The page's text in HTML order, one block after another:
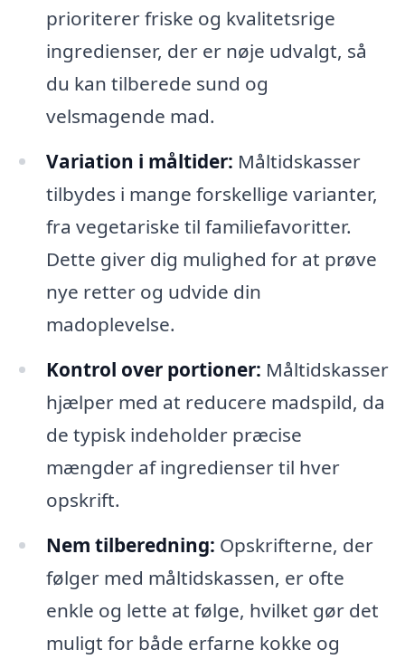
prioriterer friske og kvalitetsrige
ingredienser, der er nøje udvalgt, så
du kan tilberede sund og
velsmagende mad.
Variation i måltider: Måltidskasser
tilbydes i mange forskellige varianter,
fra vegetariske til familiefavoritter.
Dette giver dig mulighed for at prøve
nye retter og udvide din
madoplevelse.
Kontrol over portioner: Måltidskasser
hjælper med at reducere madspild, da
de typisk indeholder præcise
mængder af ingredienser til hver
opskrift.
Nem tilberedning: Opskrifterne, der
følger med måltidskassen, er ofte
enkle og lette at følge, hvilket gør det
muligt for både erfarne kokke og